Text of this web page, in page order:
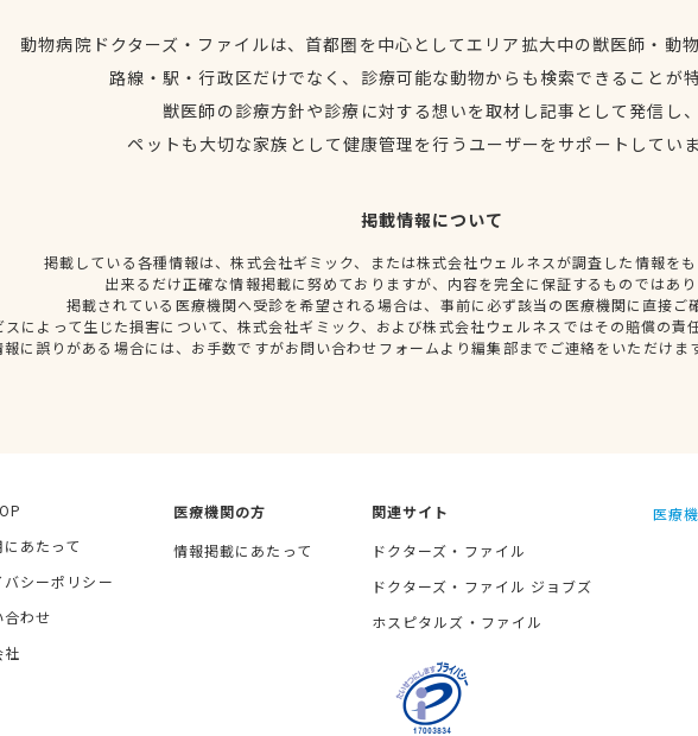
動物病院ドクターズ・ファイルは、首都圏を中心としてエリア拡大中の獣医師・動
路線・駅・行政区だけでなく、診療可能な動物からも検索できることが
獣医師の診療方針や診療に対する想いを取材し記事として発信し
ペットも大切な家族として健康管理を行うユーザーをサポートしてい
掲載情報について
掲載している各種情報は、株式会社ギミック、または株式会社ウェルネスが調査した情報を
出来るだけ正確な情報掲載に努めておりますが、内容を完全に保証するものではあ
掲載されている医療機関へ受診を希望される場合は、事前に必ず該当の医療機関に直接ご
スによって生じた損害について、株式会社ギミック、および株式会社ウェルネスではその賠償の責
報に誤りがある場合には、お手数ですがお問い合わせフォームより編集部までご連絡をいただけま
にあたって
バシーポリシー
合わせ
社
医療機関の方
情報掲載にあたって
関連サイト
ドクターズ・ファイル
ドクターズ・ファイル ジョブズ
ホスピタルズ・ファイル
医療